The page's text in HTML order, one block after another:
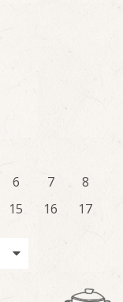
6 7
8
15 16
17